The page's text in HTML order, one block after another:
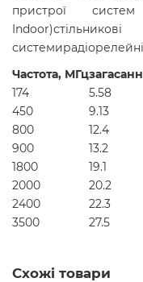
пристрої
системирадіорелейні
Частота, МГц
174
5.58
450
9.13
800
12.4
900
13.2
1800
19.1
2000
20.2
2400
22.3
3500
27.5
Схожі товари